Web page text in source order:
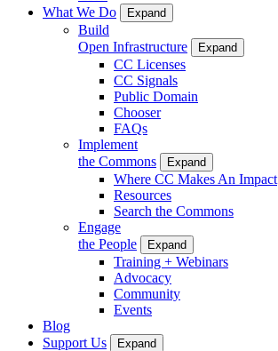
What We Do
Expand
Build
Open Infrastructure
Expand
CC Licenses
CC Signals
Public Domain
Chooser
FAQs
Implement
the Commons
Expand
Where CC Makes An Impact
Resources
Search the Commons
Engage
the People
Expand
Training + Webinars
Advocacy
Community
Events
Blog
Support Us
Expand